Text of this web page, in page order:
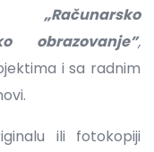
„Računarsko
obrazovanje”,
i sa radnim
ili fotokopiji